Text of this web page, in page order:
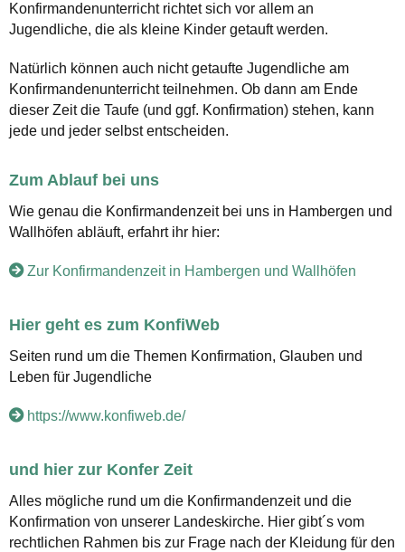
Konfirmandenunterricht richtet sich vor allem an
Jugendliche, die als kleine Kinder getauft werden.
Natürlich können auch nicht getaufte Jugendliche am
Konfirmandenunterricht teilnehmen. Ob dann am Ende
dieser Zeit die Taufe (und ggf. Konfirmation) stehen, kann
jede und jeder selbst entscheiden.
Zum Ablauf bei uns
Wie genau die Konfirmandenzeit bei uns in Hambergen und
Wallhöfen abläuft, erfahrt ihr hier:
Zur Konfirmandenzeit in Hambergen und Wallhöfen
Hier geht es zum KonfiWeb
Seiten rund um die Themen Konfirmation, Glauben und
Leben für Jugendliche
https://www.konfiweb.de/
und hier zur Konfer Zeit
Alles mögliche rund um die Konfirmandenzeit und die
Konfirmation von unserer Landeskirche. Hier gibt´s vom
rechtlichen Rahmen bis zur Frage nach der Kleidung für den